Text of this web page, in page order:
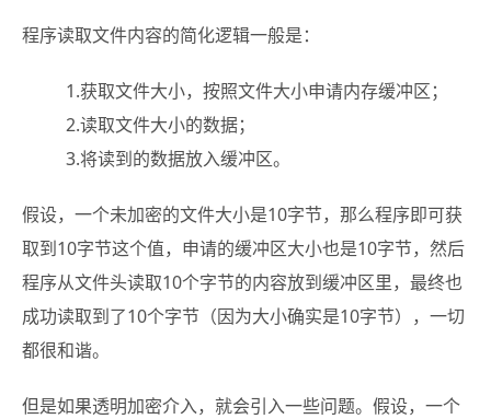
程序读取文件内容的简化逻辑一般是：
1.获取文件大小，按照文件大小申请内存缓冲区；
2.读取文件大小的数据；
3.将读到的数据放入缓冲区。
假设，一个未加密的文件大小是10字节，那么程序即可获
取到10字节这个值，申请的缓冲区大小也是10字节，然后
程序从文件头读取10个字节的内容放到缓冲区里，最终也
成功读取到了10个字节（因为大小确实是10字节），一切
都很和谐。
但是如果透明加密介入，就会引入一些问题。假设，一个